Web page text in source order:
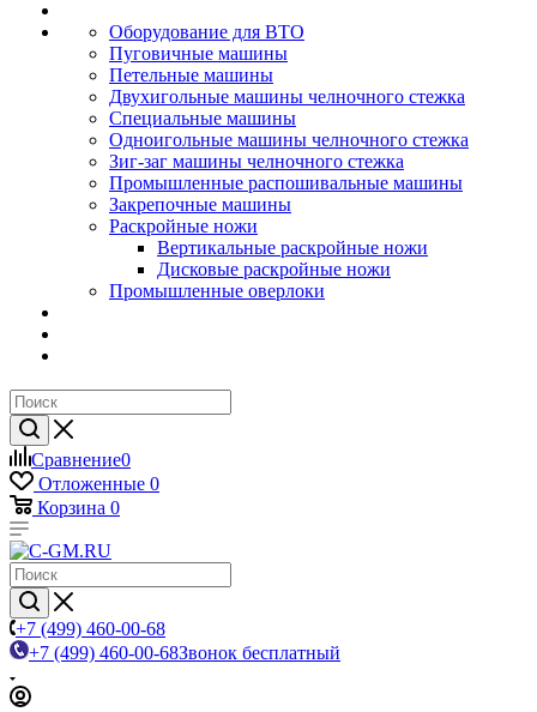
Оборудование для ВТО
Пуговичные машины
Петельные машины
Двухигольные машины челночного стежка
Специальные машины
Одноигольные машины челночного стежка
Зиг-заг машины челночного стежка
Промышленные распошивальные машины
Закрепочные машины
Раскройные ножи
Вертикальные раскройные ножи
Дисковые раскройные ножи
Промышленные оверлоки
Сравнение0
Отложенные 0
Корзина 0
+7 (499) 460-00-68
+7 (499) 460-00-68Звонок бесплатный